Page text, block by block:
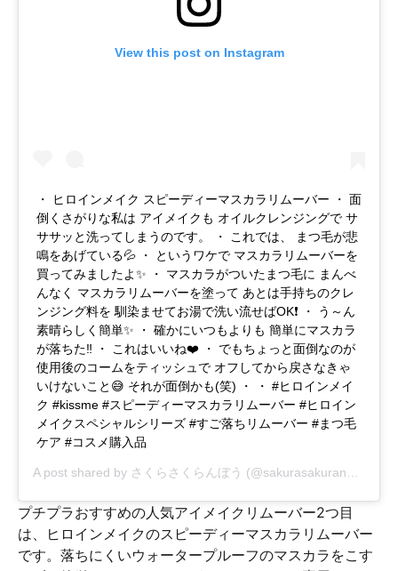
View this post on Instagram
・ ヒロインメイク スピーディーマスカラリムーバー ・ 面
倒くさがりな私は アイメイクも オイルクレンジングで サ
ササッと洗ってしまうのです。 ・ これでは、 まつ毛が悲
鳴をあげている💦 ・ というワケで マスカラリムーバーを
買ってみましたよ✨ ・ マスカラがついたまつ毛に まんべ
んなく マスカラリムーバーを塗って あとは手持ちのクレ
ンジング料を 馴染ませてお湯で洗い流せばOK❗ ・ う～ん
素晴らしく簡単✨ ・ 確かにいつもよりも 簡単にマスカラ
が落ちた‼️ ・ これはいいね❤️ ・ でもちょっと面倒なのが
使用後のコームをティッシュで オフしてから戻さなきゃ
いけないこと😅 それが面倒かも(笑) ・ ・ #ヒロインメイ
ク #kissme #スピーディーマスカラリムーバー #ヒロイン
メイクスペシャルシリーズ #すご落ちリムーバー #まつ毛
ケア #コスメ購入品
A post shared by さくらさくらんぼう (@sakurasakuranbou) on
プチプラおすすめの人気アイメイクリムーバー2つ目
は、ヒロインメイクのスピーディーマスカラリムーバー
です。落ちにくいウォータープルーフのマスカラをこす